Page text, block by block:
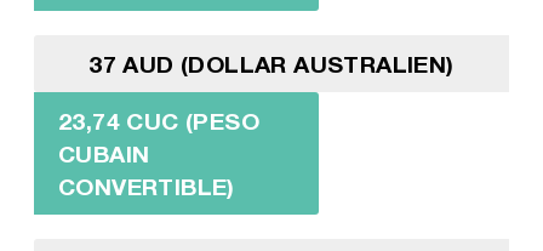
37 AUD (DOLLAR AUSTRALIEN)
23,74 CUC (PESO
CUBAIN
CONVERTIBLE)